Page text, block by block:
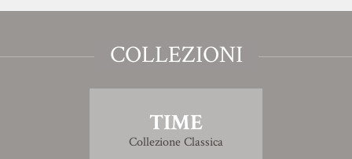
COLLEZIONI
TIME
Collezione Classica